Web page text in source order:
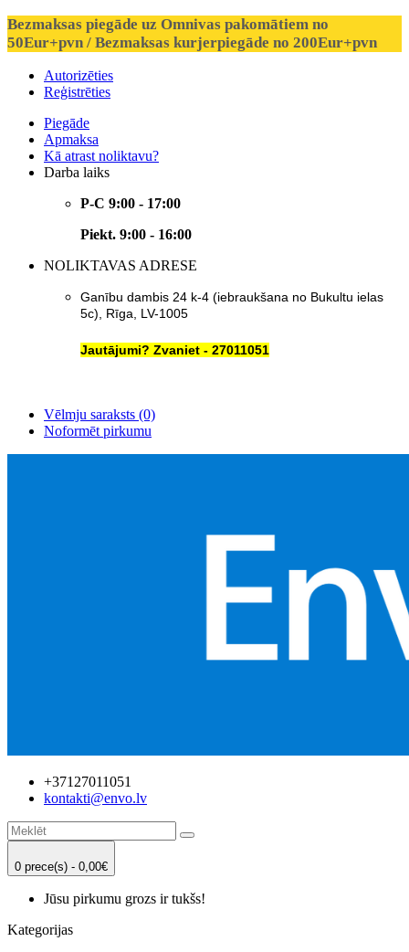
Bezmaksas piegāde uz Omnivas pakomātiem no
50Eur+pvn / Bezmaksas kurjerpiegāde no 200Eur+pvn
Autorizēties
Reģistrēties
Piegāde
Apmaksa
Kā atrast noliktavu?
Darba laiks
P-C 9:00 - 17:00
Piekt. 9:00 - 16:00
NOLIKTAVAS ADRESE
Ganību dambis 24 k-4 (iebraukšana no Bukultu ielas
5c), Rīga, LV-1005
Jautājumi? Zvaniet - 27011051
Vēlmju saraksts (0)
Noformēt pirkumu
+37127011051
kontakti@envo.lv
0 prece(s) - 0,00€
Jūsu pirkumu grozs ir tukšs!
Kategorijas